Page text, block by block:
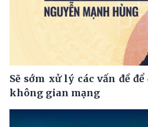
Sẽ sớm xử lý các vấn đề
không gian mạng